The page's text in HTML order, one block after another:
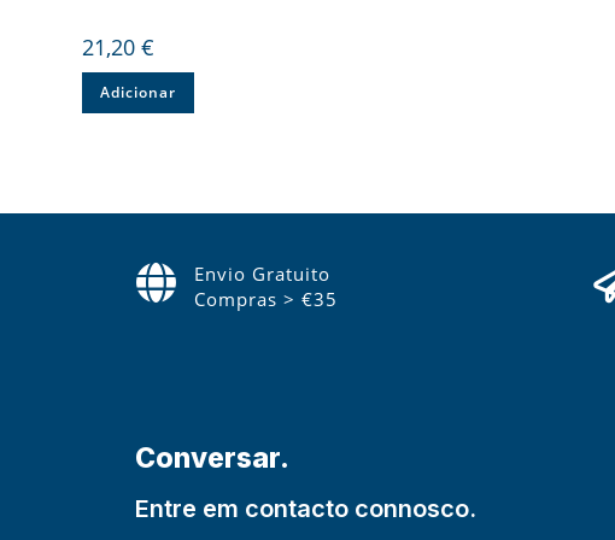
21,20€
Adicionar
Envio Gratuito
Compras > €35
Conversar.
Entre em contacto connosco.